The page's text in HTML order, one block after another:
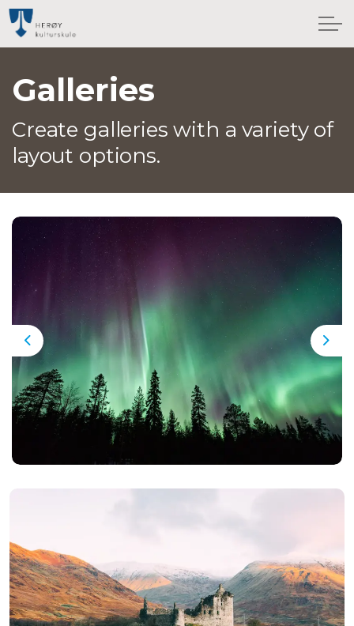
Galleries
Create galleries with a variety of
layout options.
Previous